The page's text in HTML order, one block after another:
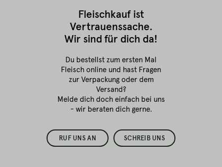
Fleischkauf ist
Vertrauenssache.
Wir sind für dich da!
Du bestellst zum ersten Mal
Fleisch online und hast Fragen
zur Verpackung oder dem
Versand?
Melde dich doch einfach bei uns
- wir beraten dich gerne.
RUF UNS AN SCHREIB UNS